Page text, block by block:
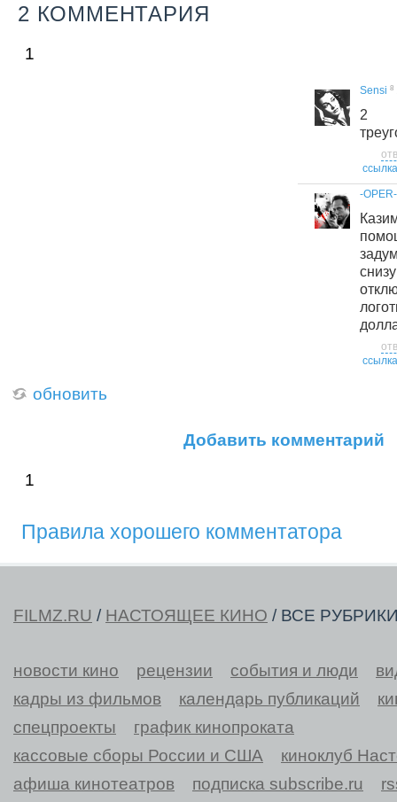
2 КОММЕНТАРИЯ
1
Sensi 8
2
ссылка
-OPER-
ссылка
обновить
Добавить комментарий
1
Правила хорошего комментатора
FILMZ.RU / НАСТОЯЩЕЕ КИНО / ВСЕ
новости кино рецензии события и люди
кадры из фильмов
календарь публикаций
спецпроекты
график кинопроката
кассовые сборы России и США
киноклуб
афиша кинотеатров
подписка subscribe.ru